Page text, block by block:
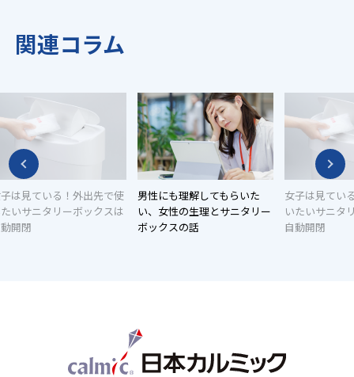
関連コラム
は見ている！外出先で使
いサニタリーボックスは
開閉
男性にも理解してもらいた
い、女性の生理とサニタリー
ボックスの話
女子は見てい
いたいサニタ
自動開閉